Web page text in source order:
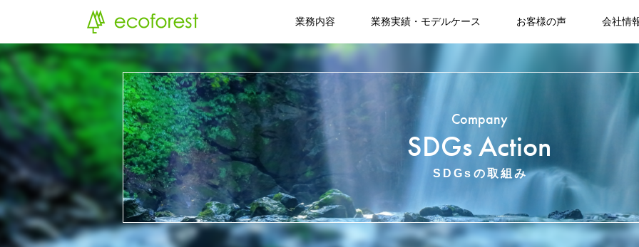
業務内容 業務実績・モデルケース お客様の声 会社情
Company
SDGs Action
SDGsの取組み